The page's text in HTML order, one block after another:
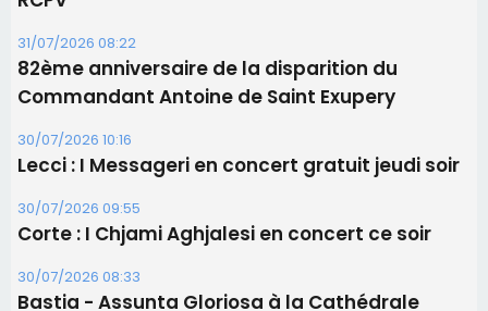
Les brèves
05/08/2026 09:53
Biguglia : messe de la Sainte-Marie et
procession le 14 août
31/07/2026 08:24
Tennis - Début ce week-end du tournoi du
RCPV
31/07/2026 08:22
82ème anniversaire de la disparition du
Commandant Antoine de Saint Exupery